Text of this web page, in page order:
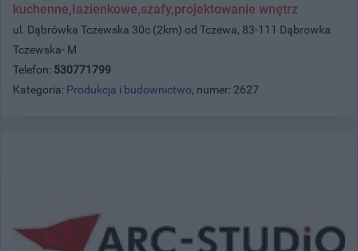
kuchenne,łazienkowe,szafy,projektowanie wnętrz
ul. Dąbrówka Tczewska 30c (2km) od Tczewa, 83-111 Dąbrowka
Tczewska- M
Telefon: 530771799
Kategoria: Produkcja i budownictwo, numer: 2627